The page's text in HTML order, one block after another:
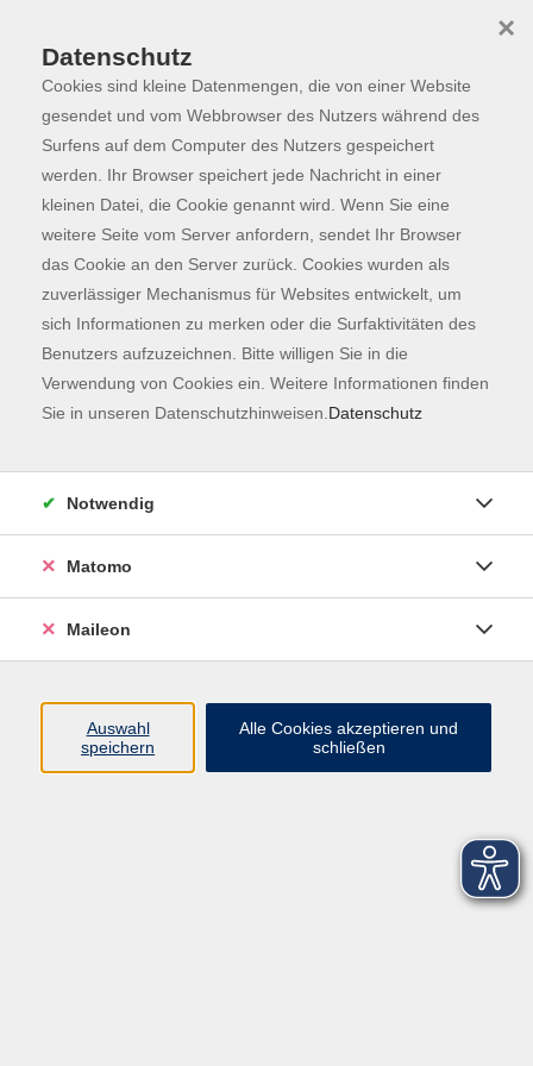
Skip to main content
Programm
Der Kurs konnte nicht gefunden werden.
Kontaktformular
Impressum
AGB
Datenschutzerklärung
Datenschutz
Cookies sind kleine Datenmengen, die von einer Website
gesendet und vom Webbrowser des Nutzers während des
Surfens auf dem Computer des Nutzers gespeichert
werden. Ihr Browser speichert jede Nachricht in einer
kleinen Datei, die Cookie genannt wird. Wenn Sie eine
weitere Seite vom Server anfordern, sendet Ihr Browser
das Cookie an den Server zurück. Cookies wurden als
zuverlässiger Mechanismus für Websites entwickelt, um
sich Informationen zu merken oder die Surfaktivitäten des
Benutzers aufzuzeichnen. Bitte willigen Sie in die
Verwendung von Cookies ein. Weitere Informationen finden
Sie in unseren Datenschutzhinweisen. Datenschutz
×
Notwendig
Matomo
Maileon
Auswahl
speichern
Alle Cookies akzeptieren und
schließen